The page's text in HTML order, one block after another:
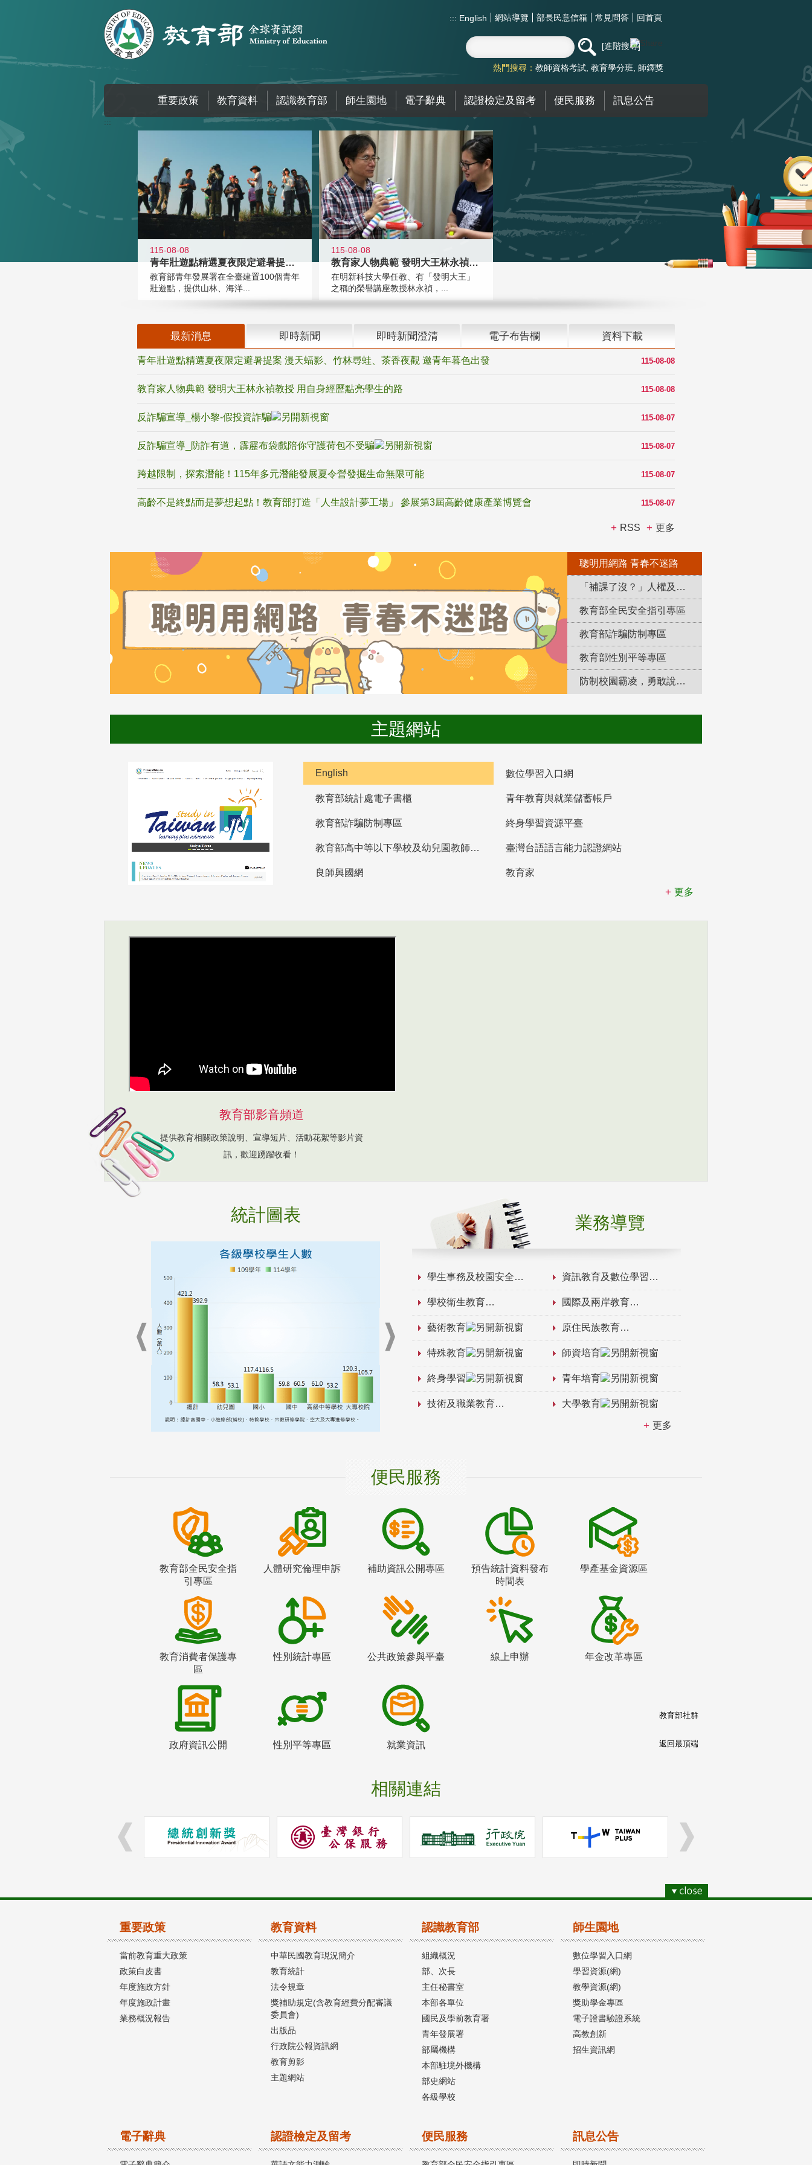
::: English 網站導覽 部長民意信箱 常見問答 回首頁
進階搜尋
熱門搜尋： 教師資格考試 教育學分班 師鐸獎
重要政策 教育資料 認識教育部 師生園地 電子辭典 認證檢定及留考 便民服務 訊息公告
:::
115-08-08
青年壯遊點精選夏夜限定避暑提案 漫
教育部青年發展署在全臺建置100個青年
壯遊點，提供山林、海洋...
115-08-08
教育家人物典範 發明大王林永禎教授
在明新科技大學任教、有「發明大王」
之稱的榮譽講座教授林永禎，...
最新消息 即時新聞 即時新聞澄清 電子布告欄 資料下載
115-08-08
青年壯遊點精選夏夜限定避暑提案 漫天蝠影、竹林尋蛙、茶香夜觀 邀青年暮色出發
115-08-08
教育家人物典範 發明大王林永禎教授 用自身經歷點亮學生的路
115-08-07
反詐騙宣導_楊小黎-假投資詐騙
115-08-07
反詐騙宣導_防詐有道，霹靂布袋戲陪你守護荷包不受騙
115-08-07
跨越限制，探索潛能！115年多元潛能發展夏令營發掘生命無限可能
115-08-07
高齡不是終點而是夢想起點！教育部打造「人生設計夢工場」 參展第3屆高齡健康產業博覽會
RSS 更多
聰明用網路 青春不迷路
「補課了沒？」人權及轉型正義教育專區
教育部全民安全指引專區
教育部詐騙防制專區
教育部性別平等專區
防制校園霸凌，勇敢說出來！
主題網站
English 數位學習入口網
教育部統計處電子書櫃 青年教育與就業儲蓄帳戶
教育部詐騙防制專區 終身學習資源平臺
教育部高中等以下學校及幼兒園教師資格檢定考試 臺灣台語語言能力認證網站
良師興國網
教育家
更多
教育部影音頻道
提供教育相關政策說明、宣導短片、活動花絮等影片資
訊，歡迎踴躍收看！
統計圖表 業務導覽
學生事務及校園安全 資訊教育及數位學習
學校衛生教育 國際及兩岸教育
藝術教育 原住民族教育
特殊教育 師資培育
終身學習 青年培育
技術及職業教育 大學教育
更多
便民服務
教育部全民安全指
引專區
人體研究倫理申訴 補助資訊公開專區
預告統計資料發布
時間表
學產基金資源區
教育消費者保護專
區
性別統計專區 公共政策參與平臺 線上申辦 年金改革專區
政府資訊公開 性別平等專區 就業資訊
相關連結
教育部社群
返回最頂端
重要政策
當前教育重大政策
政策白皮書
年度施政方針
年度施政計畫
業務概況報告
教育資料
中華民國教育現況簡介
教育統計
法令規章
獎補助規定(含教育經費分配審議
委員會)
出版品
行政院公報資訊網
教育剪影
主題網站
認識教育部
組織概況
部、次長
主任秘書室
本部各單位
國民及學前教育署
青年發展署
部屬機構
本部駐境外機構
部史網站
各級學校
師生園地
數位學習入口網
學習資源(網)
教學資源(網)
獎助學金專區
電子證書驗證系統
高教創新
招生資訊網
電子辭典 認證檢定及留考 便民服務 訊息公告